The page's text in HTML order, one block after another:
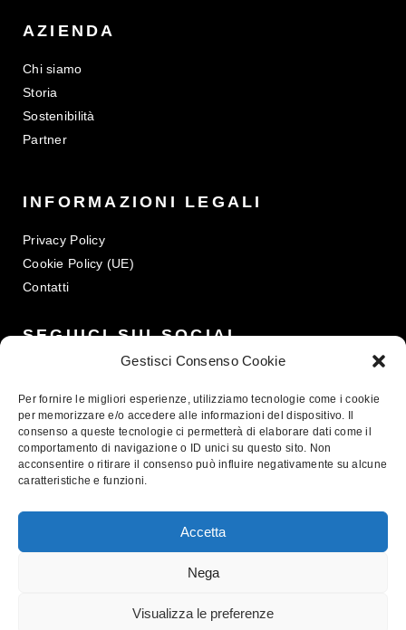
Gestisci Consenso Cookie
Per fornire le migliori esperienze, utilizziamo tecnologie come i cookie
per memorizzare e/o accedere alle informazioni del dispositivo. Il
consenso a queste tecnologie ci permetterà di elaborare dati come il
comportamento di navigazione o ID unici su questo sito. Non
acconsentire o ritirare il consenso può influire negativamente su alcune
caratteristiche e funzioni.
Accetta
Nega
Visualizza le preferenze
AZIENDA
Chi siamo
Storia
Sostenibilità
Partner
INFORMAZIONI LEGALI
Privacy Policy
Cookie Policy (UE)
Contatti
SEGUICI SUI SOCIAL
Pray (BI) - Tel +390157659111 - VAT 01679330025 - PEC
trabaldotogna@pec.esseweb.eu